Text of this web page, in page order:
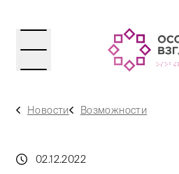
Новости Возможности
02.12.2022